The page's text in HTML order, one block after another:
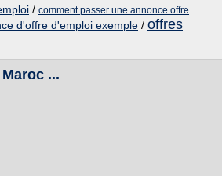
/ comment passer une annonce offre
d'offre d'emploi exemple / offres
...